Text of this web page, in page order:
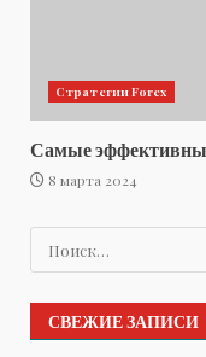
Стратегии Forex
Самые
8 марта 2024
СВЕЖИЕ ЗАПИСИ